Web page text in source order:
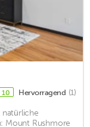
10 Hervorragend (1)
natürliche
Mount Rushmore